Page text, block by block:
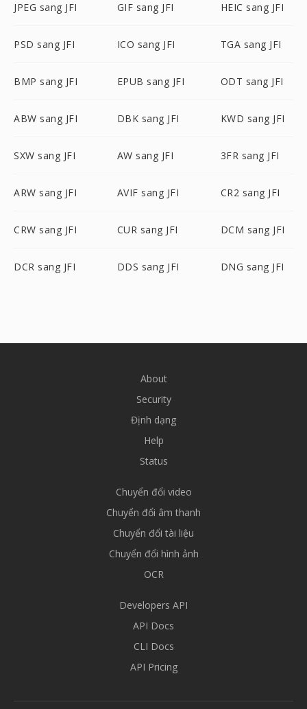
JPEG sang JFI GIF sang JFI HEIC sang JFI
PSD sang JFI ICO sang JFI TGA sang JFI
BMP sang JFI EPUB sang JFI ODT sang JFI
ABW sang JFI DBK sang JFI KWD sang JFI
SXW sang JFI AW sang JFI 3FR sang JFI
ARW sang JFI AVIF sang JFI CR2 sang JFI
CRW sang JFI CUR sang JFI DCM sang JFI
DCR sang JFI DDS sang JFI DNG sang JFI
About
Security
Định dạng
Help
Status
Chuyển đổi video
Chuyển đổi âm thanh
Chuyển đổi tài liệu
Chuyển đổi hình ảnh
OCR
Developers API
API Docs
CLI Docs
API Pricing